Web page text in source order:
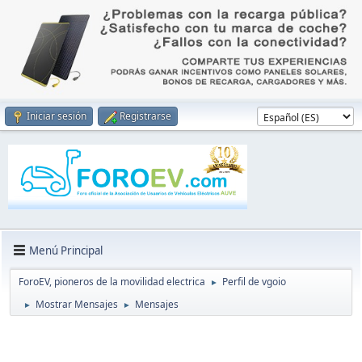
Iniciar sesión Registrarse
Menú Principal
ForoEV, pioneros de la movilidad electrica ► Perfil de vgoio
► Mostrar Mensajes ► Mensajes